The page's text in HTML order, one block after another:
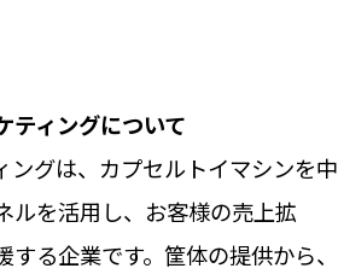
ィングについて
ングは、カプセルトイマシンを中
ルを活用し、お客様の売上拡
る企業です。筐体の提供から、